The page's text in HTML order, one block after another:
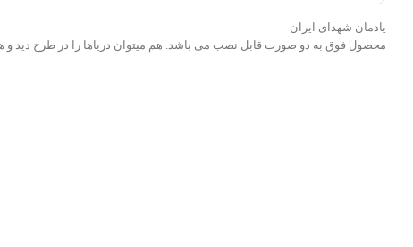
یادمان شهدای ایران
محصول فوق به دو صورت قابل نصب می باشد. هم میتوان دریاها را در طرح دید و